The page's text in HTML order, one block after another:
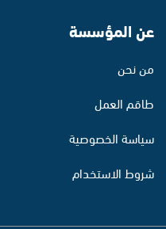
عن المؤسسة
من نحن
طاقم العمل
سياسة الخصوصية
شروط الاستخدام